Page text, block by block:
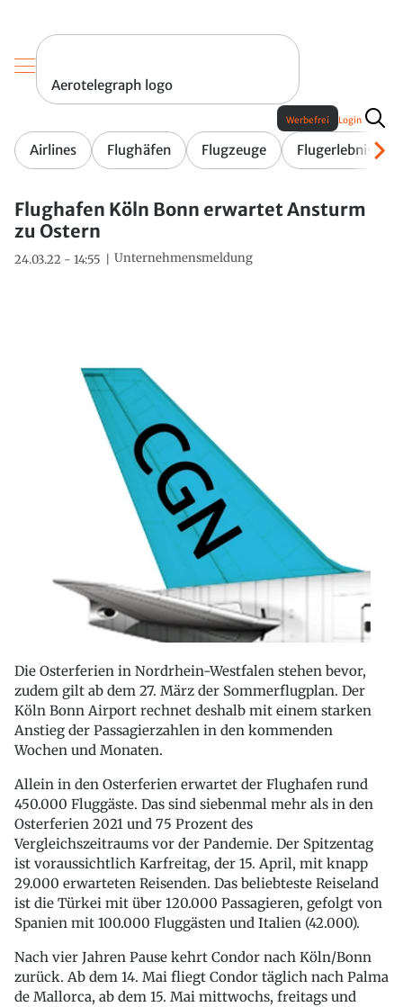
Aerotelegraph logo
Airlines Flughäfen Flugzeuge Flugerlebnis
Werbefrei Login
Flughafen Köln Bonn erwartet Ansturm
zu Ostern
24.03.22 - 14:55 Unternehmensmeldung
Die Osterferien in Nordrhein-Westfalen stehen bevor,
zudem gilt ab dem 27. März der Sommerflugplan. Der
Köln Bonn Airport rechnet deshalb mit einem starken
Anstieg der Passagierzahlen in den kommenden
Wochen und Monaten.
Allein in den Osterferien erwartet der Flughafen rund
450.000 Fluggäste. Das sind siebenmal mehr als in den
Osterferien 2021 und 75 Prozent des
Vergleichszeitraums vor der Pandemie. Der Spitzentag
ist voraussichtlich Karfreitag, der 15. April, mit knapp
29.000 erwarteten Reisenden. Das beliebteste Reiseland
ist die Türkei mit über 120.000 Passagieren, gefolgt von
Spanien mit 100.000 Fluggästen und Italien (42.000).
Nach vier Jahren Pause kehrt Condor nach Köln/Bonn
zurück. Ab dem 14. Mai fliegt Condor täglich nach Palma
de Mallorca, ab dem 15. Mai mittwochs, freitags und